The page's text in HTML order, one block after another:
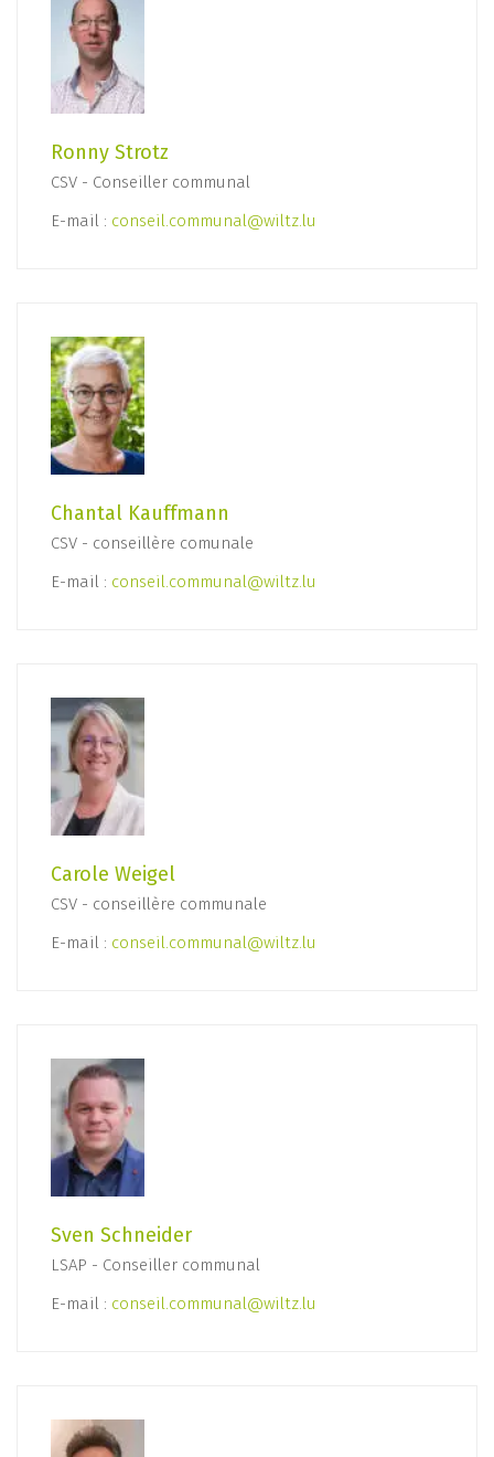
Ronny Strotz
CSV - Conseiller communal
E-mail : conseil.communal@wiltz.lu
Chantal Kauffmann
CSV - conseillère comunale
E-mail : conseil.communal@wiltz.lu
Carole Weigel
CSV - conseillère communale
E-mail : conseil.communal@wiltz.lu
Sven Schneider
LSAP - Conseiller communal
E-mail : conseil.communal@wiltz.lu